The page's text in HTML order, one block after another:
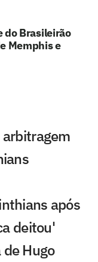
do Brasileirão
Memphis e
arbitragem
após
deitou'
Hugo